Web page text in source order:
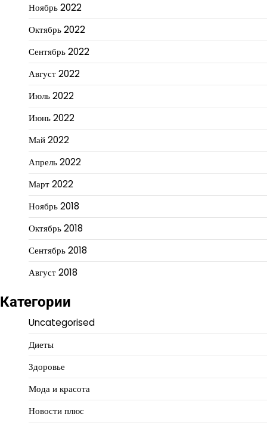
Ноябрь 2022
Октябрь 2022
Сентябрь 2022
Август 2022
Июль 2022
Июнь 2022
Май 2022
Апрель 2022
Март 2022
Ноябрь 2018
Октябрь 2018
Сентябрь 2018
Август 2018
Категории
Uncategorised
Диеты
Здоровье
Мода и красота
Новости плюс